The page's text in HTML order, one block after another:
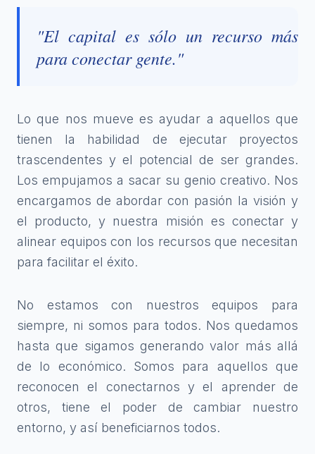
"El capital es sólo un recurso más
para conectar gente."
Lo que nos mueve es ayudar a aquellos que
tienen la habilidad de ejecutar proyectos
trascendentes y el potencial de ser grandes.
Los empujamos a sacar su genio creativo. Nos
encargamos de abordar con pasión la visión y
el producto, y nuestra misión es conectar y
alinear equipos con los recursos que necesitan
para facilitar el éxito.
No estamos con nuestros equipos para
siempre, ni somos para todos. Nos quedamos
hasta que sigamos generando valor más allá
de lo económico. Somos para aquellos que
reconocen el conectarnos y el aprender de
otros, tiene el poder de cambiar nuestro
entorno, y así beneficiarnos todos.